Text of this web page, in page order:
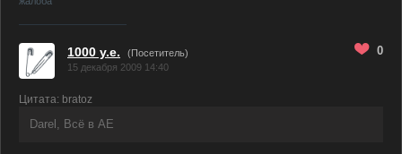
1000 y.e.
(Посетитель)
15 декабря 2009 14:40
0
Цитата: bratoz
Darel, Всё в AE